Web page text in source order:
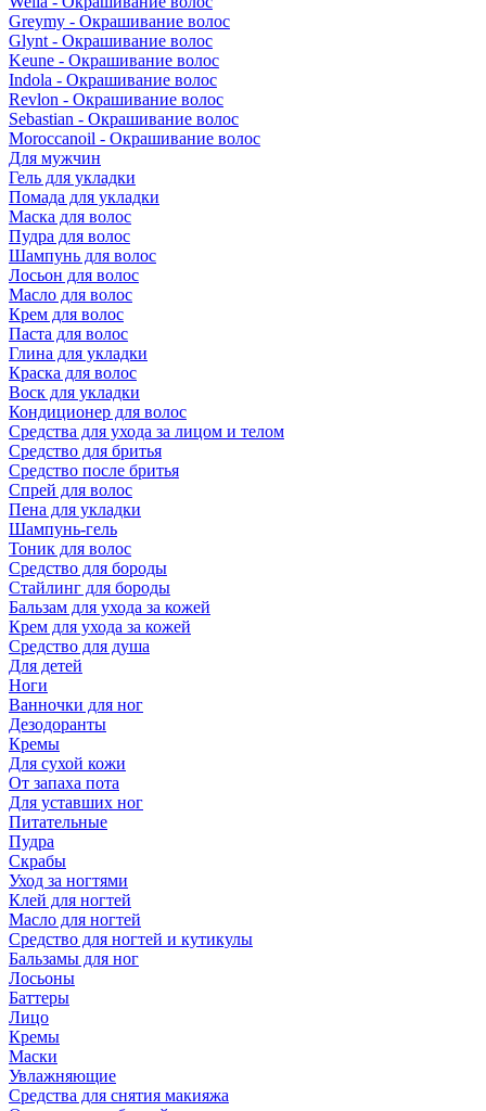
Greymy - Окрашивание волос
Glynt - Окрашивание волос
Keune - Окрашивание волос
Indola - Окрашивание волос
Revlon - Окрашивание волос
Sebastian - Окрашивание волос
Moroccanoil - Окрашивание волос
Для мужчин
Гель для укладки
Помада для укладки
Маска для волос
Пудра для волос
Шампунь для волос
Лосьон для волос
Масло для волос
Крем для волос
Паста для волос
Глина для укладки
Краска для волос
Воск для укладки
Кондиционер для волос
Средства для ухода за лицом и телом
Средство для бритья
Средство после бритья
Спрей для волос
Пена для укладки
Шампунь-гель
Тоник для волос
Средство для бороды
Стайлинг для бороды
Бальзам для ухода за кожей
Крем для ухода за кожей
Средство для душа
Для детей
Ноги
Ванночки для ног
Дезодоранты
Кремы
Для сухой кожи
От запаха пота
Для уставших ног
Питательные
Пудра
Скрабы
Уход за ногтями
Клей для ногтей
Масло для ногтей
Средство для ногтей и кутикулы
Бальзамы для ног
Лосьоны
Баттеры
Лицо
Кремы
Маски
Увлажняющие
Средства для снятия макияжа